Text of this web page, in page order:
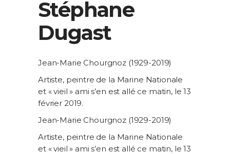
Stéphane
Dugast
Jean-Marie Chourgnoz (1929-2019)
Artiste, peintre de la Marine Nationale
et « vieil » ami s’en est allé ce matin, le 13
février 2019.
Jean-Marie Chourgnoz (1929-2019)
Artiste, peintre de la Marine Nationale
et « vieil » ami s’en est allé ce matin, le 13